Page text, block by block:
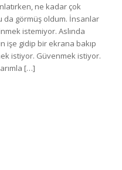
ne kadar çok
da görmüş oldum. İnsanlar
istemiyor. Aslında
işe gidip bir ekrana bakıp
istiyor. Güvenmek istiyor.
[…]